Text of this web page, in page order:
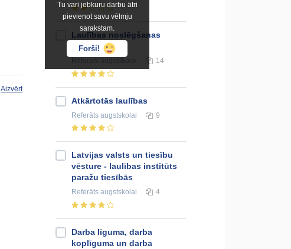
Aizvērt
Tu vari jebkuru darbu ātri
pievienot savu vēlmju
sarakstam.
Forši!
Laulības noslēgšanas
kārtība
14
Atkārtotās laulības
Referāts augstskolai 9
Latvijas valsts un tiesību
vēsture - laulības institūts
paražu tiesībās
Referāts augstskolai 4
Darba līguma, darba
koplīguma un darba